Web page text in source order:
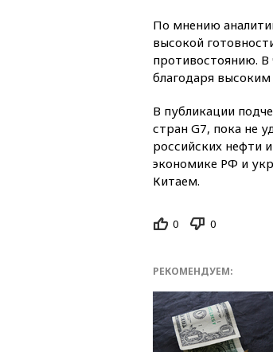
По мнению
высокой
противостоянию. В
благодаря
В публикации
стран G7, пока не
российских нефти
экономике РФ и
Китаем.
0 0
РЕКОМЕНДУЕМ: